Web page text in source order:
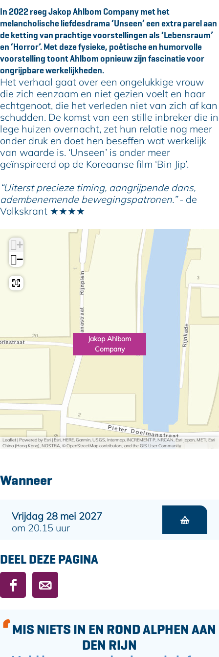
h
l
b
o
m
C
o
m
p
a
n
y
p
A
h
l
b
o
m
C
o
m
p
a
n
y
o
p
A
h
l
b
o
m
C
o
m
p
a
n
y
h
l
b
o
m
C
o
m
p
a
n
y
k
o
p
A
h
l
b
o
m
C
o
m
p
a
n
y
In 2022 reeg Jakop Ahlbom Company met het
melancholische liefdesdrama ‘Unseen’ een extra parel aan
de ketting van prachtige voorstellingen als ‘Lebensraum’
en ‘Horror’. Met deze fysieke, poëtische en humorvolle
voorstelling toont Ahlbom opnieuw zijn fascinatie voor
ongrijpbare werkelijkheden.
Het verhaal gaat over een ongelukkige vrouw
die zich eenzaam en niet gezien voelt en haar
echtgenoot, die het verleden niet van zich af kan
schudden. De komst van een stille inbreker die in
lege huizen overnacht, zet hun relatie nog meer
onder druk en doet hen beseffen wat werkelijk
van waarde is. ‘Unseen’ is onder meer
geïnspireerd op de Koreaanse film ‘Bin Jip’.
“Uiterst precieze timing, aangrijpende dans,
adembenemende bewegingspatronen.”- de
Volkskrant ★★★★
Jakop Ahlbom
Company
+
−
Leaflet|Powered by Esri | Esri, HERE, Garmin, USGS, Intermap, INCREMENT P, NRCAN, Esri Japan, METI, Esri
China (Hong Kong), NOSTRA, © OpenStreetMap contributors, and the GIS User Community
Wanneer
Vrijdag 28 mei 2027
om 20.15 uur
DEEL DEZE PAGINA
D
e
l
d
D
e
l
d
MIS NIETS IN EN ROND ALPHEN AAN
DEN RIJN